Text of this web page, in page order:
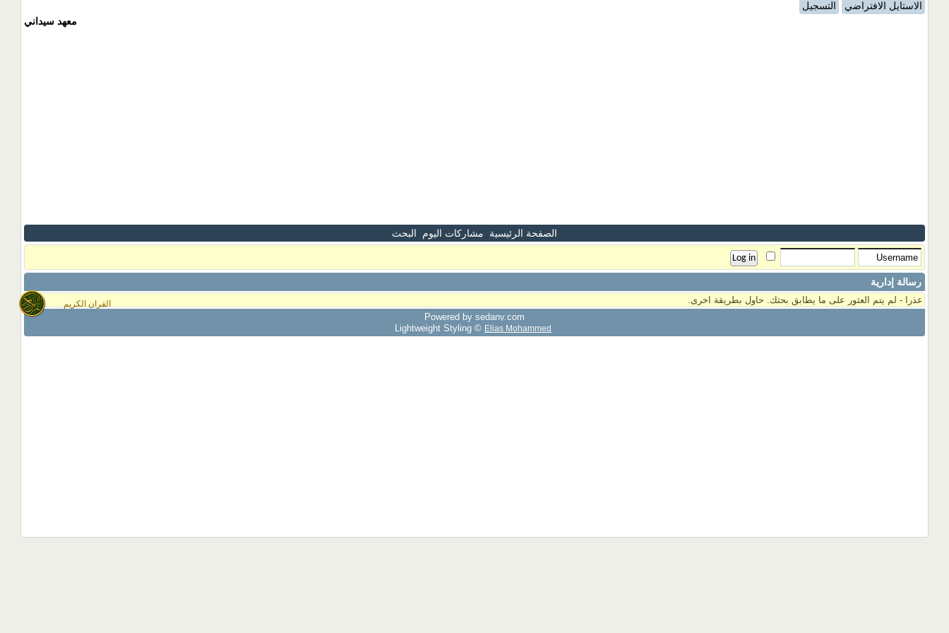
القران الكريم
الاستايل الافتراضي
التسجيل
معهد سيداني
الصفحة الرئيسية مشاركات اليوم البحث
رسالة إدارية
عذرا - لم يتم العثور على ما يطابق بحثك. حاول بطريقة اخرى.
Powered by sedany.com
Lightweight Styling © Elias Mohammed